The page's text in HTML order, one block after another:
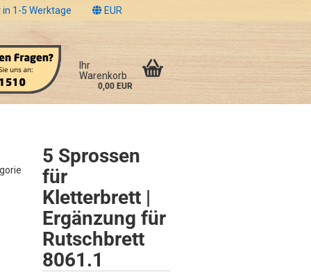
1-5 Werktage
EUR
Ihr
Warenkorb
0,00 EUR
5 Sprossen
für
Kletterbrett |
Ergänzung für
Rutschbrett
8061.1